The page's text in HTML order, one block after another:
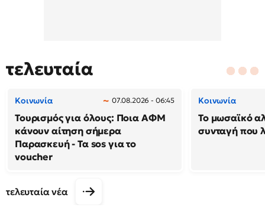
τελευταία
Κοινωνία 07.08.2026 - 06:45
Τουρισμός για όλους: Ποια ΑΦΜ
κάνουν αίτηση σήμερα
Παρασκευή - Τα sos για το
voucher
Κοινωνία
Το μωσαϊκό
συνταγή που
τελευταία νέα